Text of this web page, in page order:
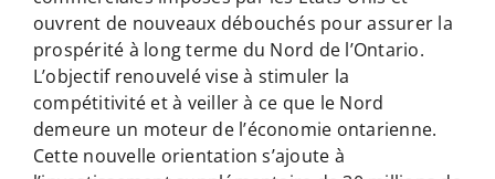
ouvrent de nouveaux débouchés pour assurer la
prospérité à long terme du Nord de l’Ontario.
L’objectif renouvelé vise à stimuler la
compétitivité et à veiller à ce que le Nord
demeure un moteur de l’économie ontarienne.
Cette nouvelle orientation s’ajoute à